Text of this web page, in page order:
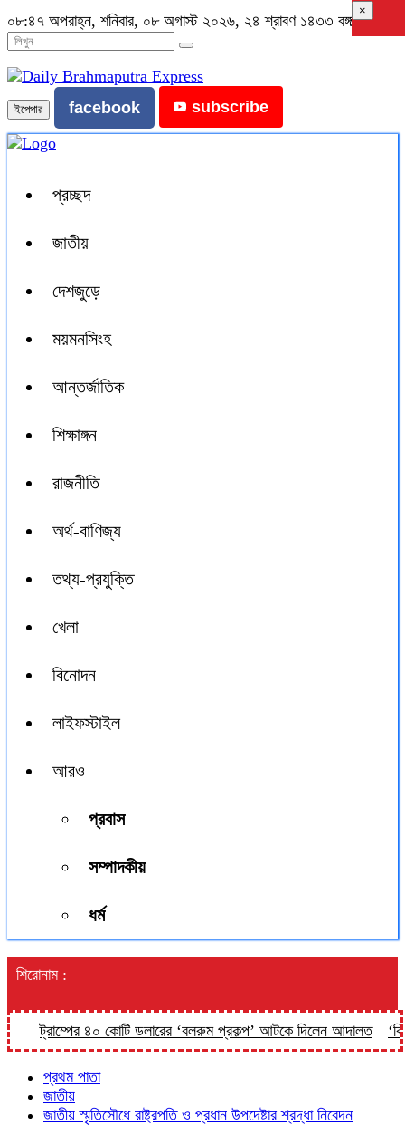
০৮:৪৭ অপরাহ্ন, শনিবার, ০৮ অগাস্ট ২০২৬, ২৪ শ্রাবণ ১৪৩৩ বঙ্গাব্দ
ইপেপার facebook subscribe
প্রচ্ছদ
জাতীয়
দেশজুড়ে
ময়মনসিংহ
আন্তর্জাতিক
শিক্ষাঙ্গন
রাজনীতি
অর্থ-বাণিজ্য
তথ্য-প্রযুক্তি
খেলা
বিনোদন
লাইফস্টাইল
আরও
প্রবাস
সম্পাদকীয়
ধর্ম
শিরোনাম :
ট্রাম্পের ৪০ কোটি ডলারের ‘বলরুম প্রকল্প’ আটকে দিলেন আদালত ‘কিসের
×
প্রথম পাতা
জাতীয়
জাতীয় স্মৃতিসৌধে রাষ্ট্রপতি ও প্রধান উপদেষ্টার শ্রদ্ধা নিবেদন